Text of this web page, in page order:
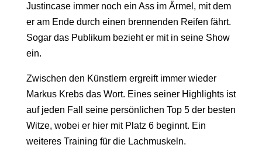
Justincase immer noch ein Ass im Ärmel, mit dem
er am Ende durch einen brennenden Reifen fährt.
Sogar das Publikum bezieht er mit in seine Show
ein.
Zwischen den Künstlern ergreift immer wieder
Markus Krebs das Wort. Eines seiner Highlights ist
auf jeden Fall seine persönlichen Top 5 der besten
Witze, wobei er hier mit Platz 6 beginnt. Ein
weiteres Training für die Lachmuskeln.